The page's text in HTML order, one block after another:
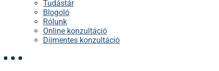
Tudástár
Blogoló
Rólunk
Online konzultáció
Díjmentes konzultáció